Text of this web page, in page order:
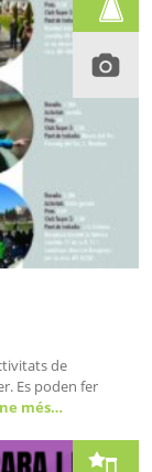
de
Es poden fer
més…